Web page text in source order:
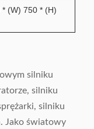
(W) 750 * (H)
silniku
silniku
silniku
Jako światowy